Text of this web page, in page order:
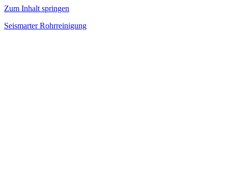
Zum Inhalt springen
Seismarter Rohrreinigung